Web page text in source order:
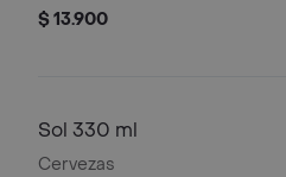
$ 13.900
Sol 330 ml
Cervezas